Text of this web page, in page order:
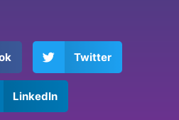
Twitter
LinkedIn